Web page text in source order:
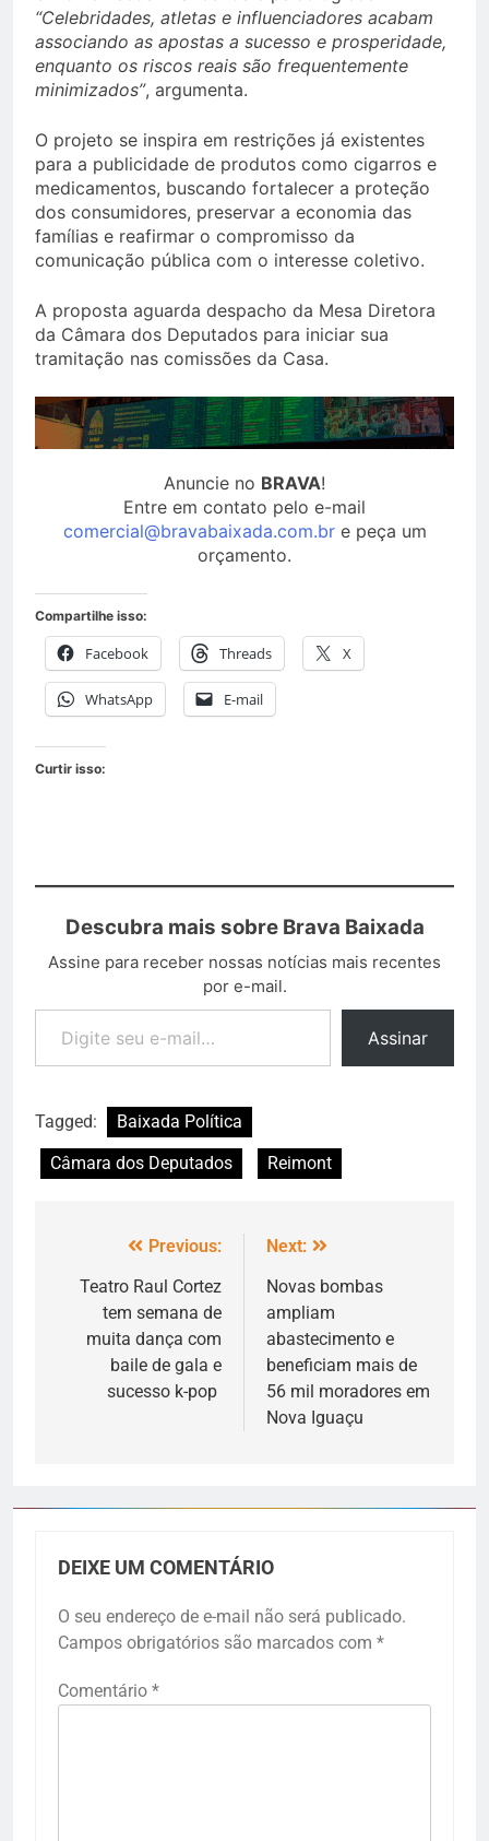
“Celebridades, atletas e influenciadores acabam
associando as apostas a sucesso e prosperidade,
enquanto os riscos reais são frequentemente
minimizados”, argumenta.
O projeto se inspira em restrições já existentes
para a publicidade de produtos como cigarros e
medicamentos, buscando fortalecer a proteção
dos consumidores, preservar a economia das
famílias e reafirmar o compromisso da
comunicação pública com o interesse coletivo.
A proposta aguarda despacho da Mesa Diretora
da Câmara dos Deputados para iniciar sua
tramitação nas comissões da Casa.
Anuncie no BRAVA!
Entre em contato pelo e-mail
comercial@bravabaixada.com.bre peça um
orçamento.
Compartilhe isso:
Facebook Threads X
WhatsApp E-mail
Curtir isso:
Descubra mais sobre Brava Baixada
Assine para receber nossas notícias mais recentes
por e-mail.
Assinar
Tagged:
Baixada Política
Câmara dos Deputados
Reimont
Previous:
Teatro Raul Cortez
tem semana de
muita dança com
baile de gala e
sucesso k-pop
Next:
Novas bombas
ampliam
abastecimento e
beneficiam mais de
56 mil moradores em
Nova Iguaçu
DEIXE UM COMENTÁRIO
O seu endereço de e-mail não será publicado.
Campos obrigatórios são marcados com *
Comentário *